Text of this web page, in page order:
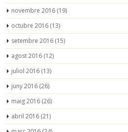
novembre 2016 (19)
octubre 2016 (13)
setembre 2016 (15)
agost 2016 (12)
juliol 2016 (13)
juny 2016 (26)
maig 2016 (26)
abril 2016 (21)